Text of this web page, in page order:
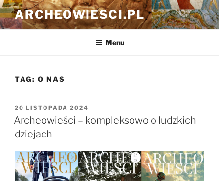
Przejdź
do
treści
ARCHEOWIESCI.PL
Menu
TAG: O NAS
OPUBLIKOWANE
W
20 LISTOPADA 2024
Archeowieści – kompleksowo o ludzkich
dziejach